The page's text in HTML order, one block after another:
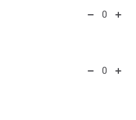
0
0